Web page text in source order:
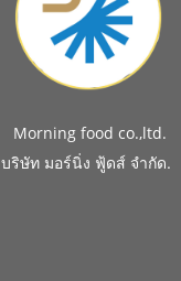
Morning food co.,ltd.
บริษัท มอร์นิ่ง ฟู้ดส์ จำกัด